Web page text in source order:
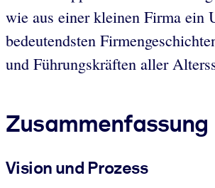
wie aus einer kleinen Firma ein
bedeutendsten
und Führungskräften aller
Zusammenfassung
Vision und Prozess